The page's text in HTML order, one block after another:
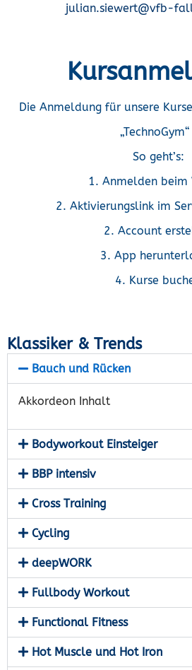
julian.siewert@vfb-
Die Anmeldung für unsere
So geht’s:
1. Anmelden beim
2. Aktivierungslink im
2. Account
3. App
4. Kurse
Klassiker & Trends
Bauch und Rücken
Akkordeon Inhalt
Bodyworkout Einsteiger
BBP intensiv
Cross Training
Cycling
deepWORK
Fullbody Workout
Functional Fitness
Hot Muscle und Hot Iron